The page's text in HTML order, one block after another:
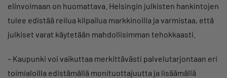
elinvoimaan on huomattava. Helsingin julkisten hankintojen
tulee edistää reilua kilpailua markkinoilla ja varmistaa, että
julkiset varat käytetään mahdollisimman tehokkaasti.
– Kaupunki voi vaikuttaa merkittävästi palvelutarjontaan eri
toimialoilla edistämällä monituottajuutta ja lisäämällä